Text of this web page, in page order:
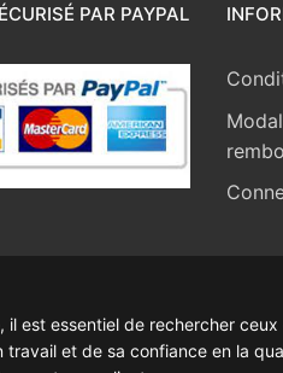
PAR PAYPAL
est essentiel de rechercher
et de sa confiance en la